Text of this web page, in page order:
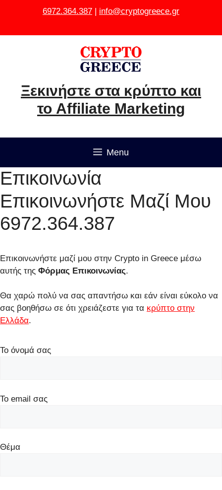
6972.364.387 | info@cryptogreece.gr
Ξεκινήστε στα κρύπτο και
το Affiliate Marketing
Menu
Επικοινωνία
Επικοινωνήστε Μαζί Μου
6972.364.387
Επικοινωνήστε μαζί μου στην Crypto in Greece μέσω
αυτής της Φόρμας Επικοινωνίας.
Θα χαρώ πολύ να σας απαντήσω και εάν είναι εύκολο να
σας βοηθήσω σε ότι χρειάζεστε για τα κρύπτο στην
Ελλάδα.
Το όνομά σας
Το email σας
Θέμα